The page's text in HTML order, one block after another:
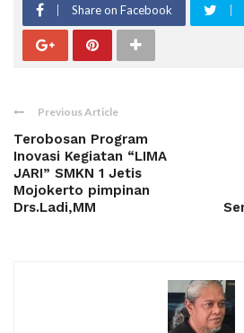
Share on Facebook
Previous Article
Terobosan Program
Inovasi Kegiatan “LIMA
JARI” SMKN 1 Jetis
Mojokerto pimpinan
Drs.Ladi,MM